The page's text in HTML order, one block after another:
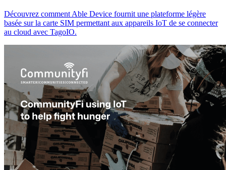
Découvrez comment Able Device fournit une plateforme légère
basée sur la carte SIM permettant aux appareils IoT de se connecter
au cloud avec TagoIO.